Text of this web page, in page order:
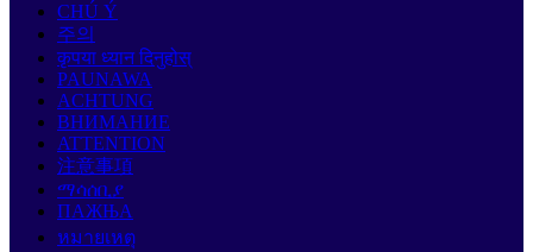
CHÚ Ý
주의
कृपया ध्यान दिनुहोस्
PAUNAWA
ACHTUNG
ВНИМАНИЕ
ATTENTION
注意事項
ማሳሰቢያ
ПАЖЊА
หมายเหตุ